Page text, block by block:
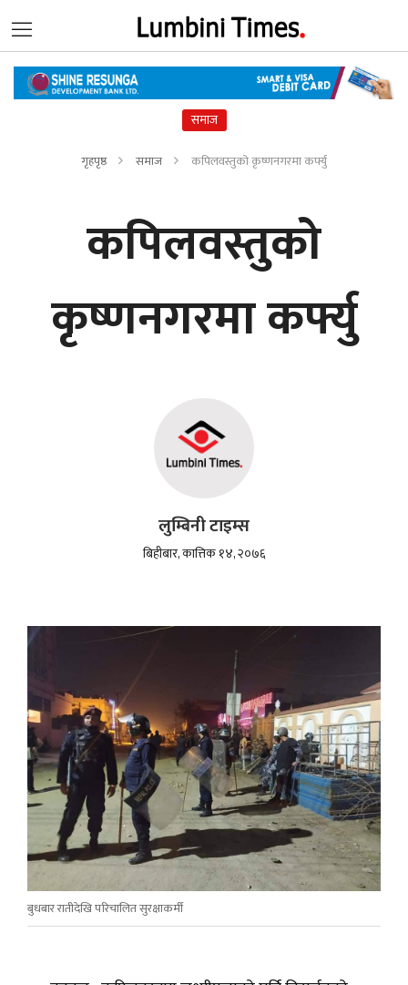
समाज
गृहपृष्ठ समाज कपिलवस्तुको कृष्णनगरमा कर्फ्यु
कपिलवस्तुको
कृष्णनगरमा कर्फ्यु
लुम्बिनी टाइम्स
बिहीबार, कात्तिक १४, २०७६
बुधबार रातीदेखि परिचालित सुरक्षाकर्मी